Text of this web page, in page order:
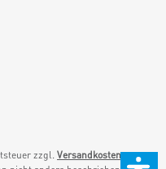
zzgl. Versandkosten